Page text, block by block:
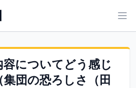
についてどう感じ
団の恐ろしさ（田